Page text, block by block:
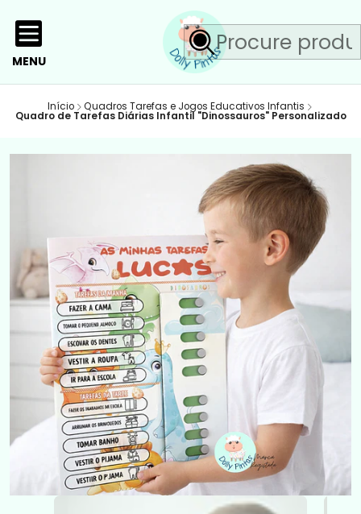
MENU
Início Quadros Tarefas e Jogos Educativos Infantis
Quadro de Tarefas Diárias Infantil "Dinossauros" Personalizado